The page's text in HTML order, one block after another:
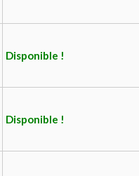
Disponible !
Disponible !